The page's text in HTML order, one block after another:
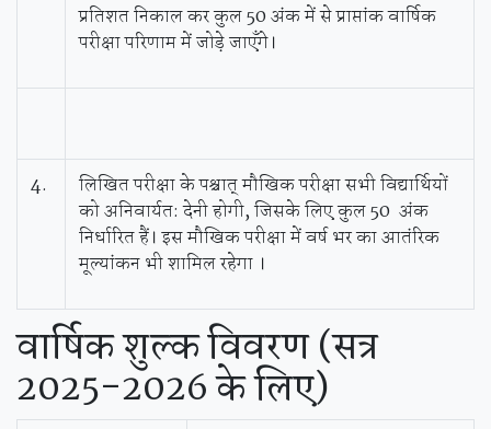
प्रतिशत निकाल कर कुल 50 अंक में से प्राप्तांक वार्षिक
परीक्षा परिणाम में जोड़े जाएँगे।
4.
लिखित परीक्षा के पश्चात्‌ मौखिक परीक्षा सभी विद्यार्थियों
को अनिवार्यत: देनी होगी, जिसके लिए कुल 50 अंक
निर्धारित हैं। इस मौखिक परीक्षा में वर्ष भर का आतंरिक
मूल्यांकन भी शामिल रहेगा ।
वार्षिकशुल्क विवरण (सत्र
2025-2026 के लिए)